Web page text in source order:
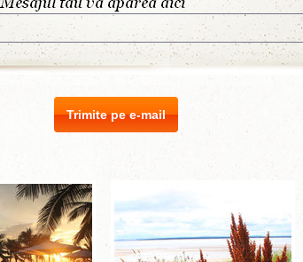
Trimite pe e-mail